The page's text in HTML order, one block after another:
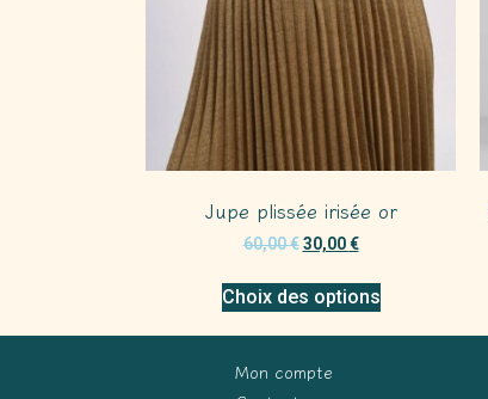
Jupe plissée irisée or
60,00€ 30,00€
Choix des options
Mon compte